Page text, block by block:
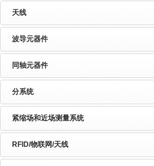
天线
波导元器件
同轴元器件
分系统
紧缩场和近场测量系统
RFID/物联网/天线